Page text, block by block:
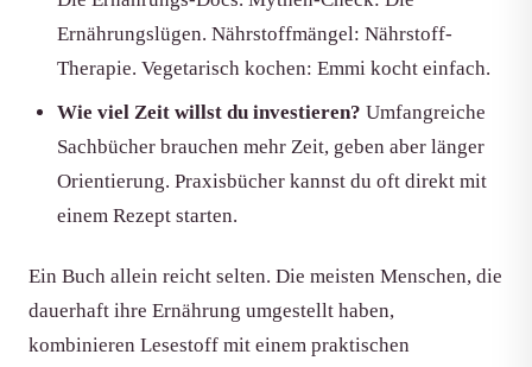
Ernährungslügen. Nährstoffmängel: Nährstoff-
Therapie. Vegetarisch kochen: Emmi kocht einfach.
Wie viel Zeit willst du investieren? Umfangreiche
Sachbücher brauchen mehr Zeit, geben aber länger
Orientierung. Praxisbücher kannst du oft direkt mit
einem Rezept starten.
Ein Buch allein reicht selten. Die meisten Menschen, die
dauerhaft ihre Ernährung umgestellt haben,
kombinieren Lesestoff mit einem praktischen